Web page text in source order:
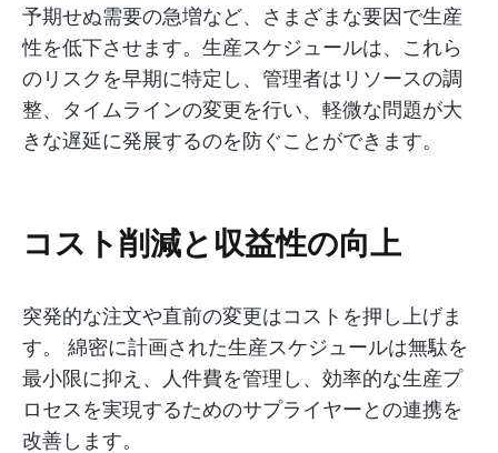
予期せぬ需要の急増など、さまざまな要因で生産
性を低下させます。生産スケジュールは、これら
のリスクを早期に特定し、管理者はリソースの調
整、タイムラインの変更を行い、軽微な問題が大
きな遅延に発展するのを防ぐことができます。
コスト削減と収益性の向上
突発的な注文や直前の変更はコストを押し上げま
す。 綿密に計画された生産スケジュールは無駄を
最小限に抑え、人件費を管理し、効率的な生産プ
ロセスを実現するためのサプライヤーとの連携を
改善します。